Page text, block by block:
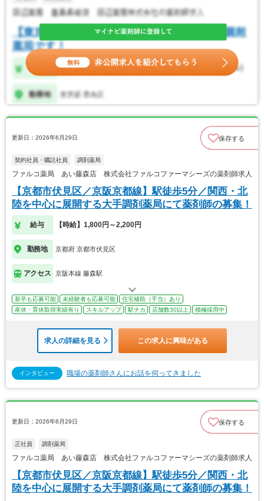
更新日：2026年6月29日 保存する
契約社員・嘱託社員 調剤薬局
ファルコ薬局 あい藤森店 株式会社ファルコファーマシーズの薬剤師求人
【京都市伏見区／京阪京都線】駅徒歩5分／関西・北
陸を中心に展開する大手調剤薬局にて薬剤師の募集！
給与 【時給】1,800円～2,200円
勤務地 京都府 京都市伏見区
アクセス 京阪本線 藤森駅
新卒も応募可能 未経験者も応募可能
住宅補助（手当）あり
産休・育休取得実績有り
スキルアップ 駅チカ 店舗数30以上 積極採用中
求人の詳細を見る この求人に興味がある
インタビュー 職場の薬剤師さんにお話を伺ってきました
更新日：2026年6月29日 保存する
正社員 調剤薬局
ファルコ薬局 あい藤森店 株式会社ファルコファーマシーズの薬剤師求人
【京都市伏見区／京阪京都線】駅徒歩5分／関西・北
陸を中心に展開する大手調剤薬局にて薬剤師の募集！